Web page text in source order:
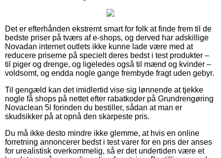
Det er efterhånden ekstremt smart for folk at finde frem til de
bedste priser på tværs af e-shops, og derved har adskillige
Novadan internet outlets ikke kunne lade være med at
reducere priserne på specielt deres bedst i test produkter –
til piger og drenge, og ligeledes også til mænd og kvinder –
voldsomt, og endda nogle gange frembyde fragt uden gebyr.
Til gengæld kan det imidlertid vise sig lønnende at tjekke
nogle få shops på nettet efter rabatkoder på Grundrengøring
Novaclean 5l forinden du bestiller, sådan at man er
skudsikker på at opnå den skarpeste pris.
Du må ikke desto mindre ikke glemme, at hvis en online
forretning annoncerer bedst i test varer for en pris der anses
for urealistisk overkommelig, så er det undertiden være et